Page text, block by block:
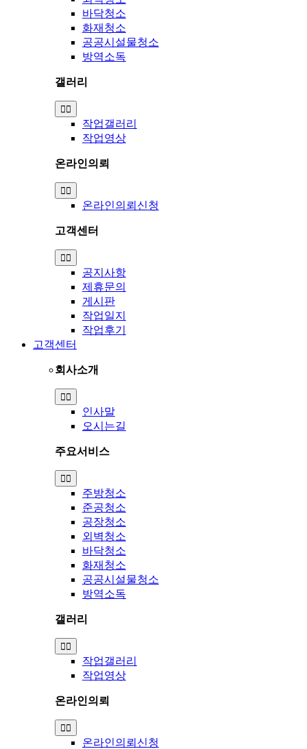
바닥청소
화재청소
공공시설물청소
방역소독
갤러리
Toggle
Navigation
작업갤러리
작업영상
온라인의뢰
Toggle
Navigation
온라인의뢰신청
고객센터
Toggle
Navigation
공지사항
제휴문의
게시판
작업일지
작업후기
고객센터
회사소개
Toggle
Navigation
인사말
오시는길
주요서비스
Toggle
Navigation
주방청소
준공청소
공장청소
외벽청소
바닥청소
화재청소
공공시설물청소
방역소독
갤러리
Toggle
Navigation
작업갤러리
작업영상
온라인의뢰
Toggle
Navigation
온라인의뢰신청